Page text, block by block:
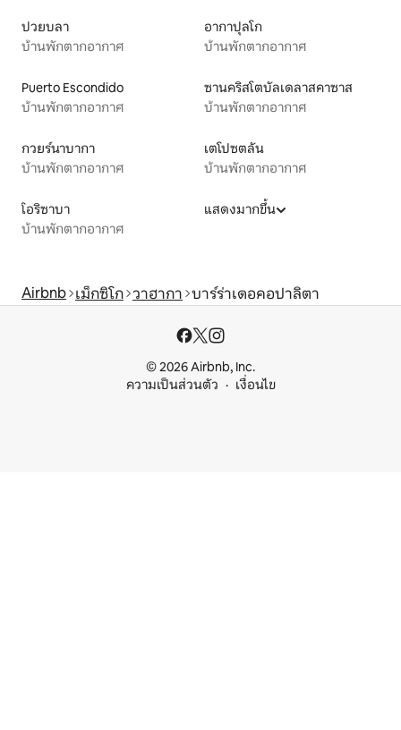
ปวยบลา
บ้านพักตากอากาศ
อากาปุลโก
บ้านพักตากอากาศ
Puerto Escondido
บ้านพักตากอากาศ
ซานคริสโตบัลเดลาสคาซาส
บ้านพักตากอากาศ
กวยร์นาบากา
บ้านพักตากอากาศ
เตโปซตลัน
บ้านพักตากอากาศ
โอริซาบา
บ้านพักตากอากาศ
แสดงมากขึ้น
Airbnb เม็กซิโก วาฮากา บาร์ร่าเดอคอปาลิตา
© 2026 Airbnb, Inc.
ความเป็นส่วนตัว
เงื่อนไข